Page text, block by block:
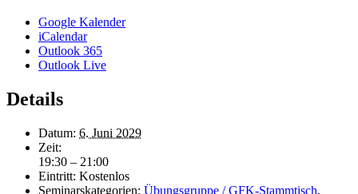
Google Kalender
iCalendar
Outlook 365
Outlook Live
Details
Datum: 6. Juni 2029
Zeit:
19:30 – 21:00
Eintritt: Kostenlos
Seminarskategorien: Übungsgruppe / GFK-Stammtisch,